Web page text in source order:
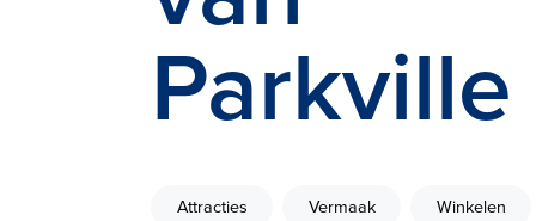
Parkville
Attracties Vermaak Winkelen